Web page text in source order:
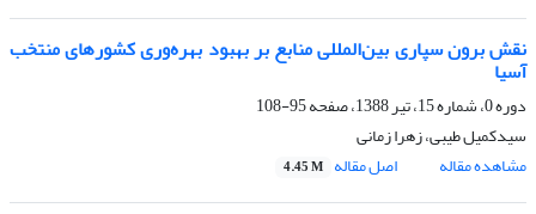
نقش برون سپاری بین‌المللی منابع بر بهبود بهره‌وری کشورهای منتخب
آسیا
دوره 0، شماره 15، تیر 1388، صفحه
95-108
سیدکمیل طیبی، زهرا زمانی
مشاهده مقاله
اصل مقاله 4.45 M